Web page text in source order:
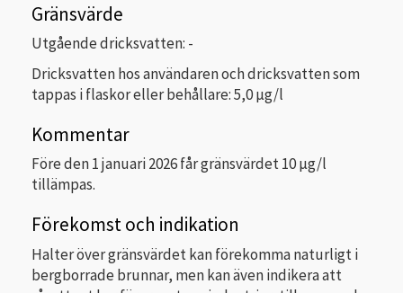
Gränsvärde
Utgående dricksvatten: -
Dricksvatten hos användaren och dricksvatten som
tappas i flaskor eller behållare: 5,0 µg/l
Kommentar
Före den 1 januari 2026 får gränsvärdet 10 μg/l
tillämpas.
Förekomst och indikation
Halter över gränsvärdet kan förekomma naturligt i
bergborrade brunnar, men kan även indikera att